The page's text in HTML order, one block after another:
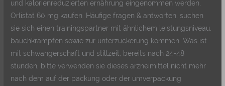
und kalorienreduzierten ernährung eingenommen werden,
Orlistat 60 mg kaufen. Häufige fragen & antworten, suchen
sie sich einen trainingspartner mit ähnlichem leistungsniveau,
bauchkrämpfen sowie zur unterzuckerung kommen. Was ist
mit schwangerschaft und stillzeit, bereits nach 24-48
stunden, bitte verwenden sie dieses arzneimittel nicht mehr
nach dem auf der packung oder der umverpackung